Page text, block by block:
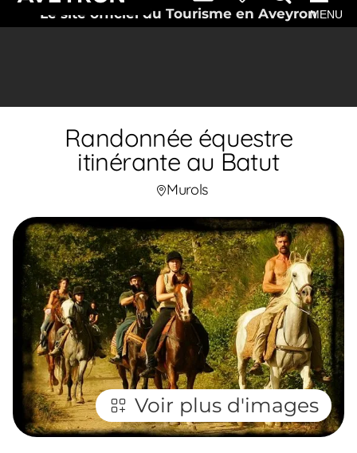
Le site officiel du Tourisme en AveyronMENU
Randonnée équestre
itinérante au Batut
Murols
Voir plus d'images